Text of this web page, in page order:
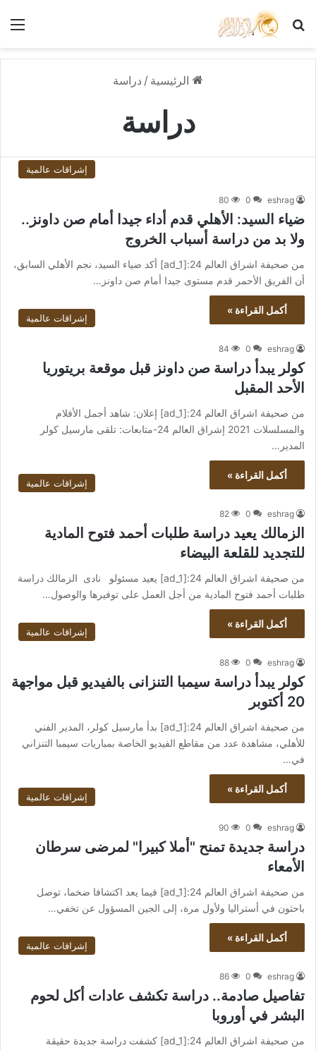
بحث عن
الرئيسية / دراسة
دراسة
إشراقات عالمية
eshrag
0
80
ضياء السيد: الأهلي قدم أداء جيدا أمام صن داونز..
ولا بد من دراسة أسباب الخروج
من صحيفة اشراق العالم 24:[ad_1] أكد ضياء السيد، نجم الأهلي السابق،
أن الفريق الأحمر قدم مستوى جيدا أمام صن داونز…
أكمل القراءة »
إشراقات عالمية
eshrag
0
84
كولر يبدأ دراسة صن داونز قبل موقعة بريتوريا
الأحد المقبل
من صحيفة اشراق العالم 24:[ad_1] إعلان: شاهد أجمل الأفلام
والمسلسلات 2021 إشراق العالم 24-متابعات: تلقى مارسيل كولر
المدير…
أكمل القراءة »
إشراقات عالمية
eshrag
0
82
الزمالك يعيد دراسة طلبات أحمد فتوح المادية
للتجديد للقلعة البيضاء
من صحيفة اشراق العالم 24:[ad_1] يعيد مسئولو نادى الزمالك دراسة
طلبات أحمد فتوح المادية من أجل العمل على توفيرها والوصول…
أكمل القراءة »
إشراقات عالمية
eshrag
0
88
كولر يبدأ دراسة سيمبا التنزانى بالفيديو قبل مواجهة
20 أكتوبر
من صحيفة اشراق العالم 24:[ad_1] بدأ مارسيل كولر، المدير الفني
للأهلي، مشاهدة عدد من مقاطع الفيديو الخاصة بمباريات سيمبا التنزاني
في…
أكمل القراءة »
إشراقات عالمية
eshrag
0
90
دراسة جديدة تمنح "أملا كبيرا" لمرضى سرطان
الأمعاء
من صحيفة اشراق العالم 24:[ad_1] فيما يعد اكتشافا ضخما، توصل
باحثون في أستراليا ولأول مرة، إلى الجين المسؤول عن تخفي…
أكمل القراءة »
إشراقات عالمية
eshrag
0
86
تفاصيل صادمة.. دراسة تكشف عادات أكل لحوم
البشر في أوروبا
من صحيفة اشراق العالم 24:[ad_1] كشفت دراسة جديدة حقيقة